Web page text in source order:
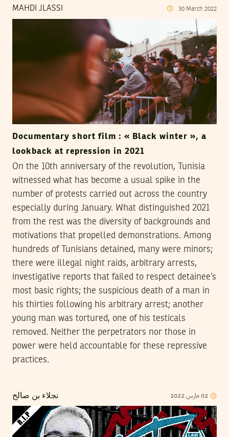
MAHDI JLASSI 30 March 2022
Documentary short film : « Black winter », a
lookback at repression in 2021
On the 10th anniversary of the revolution, Tunisia
witnessed what has become a usual spike in the
number of protests carried out across the country
especially during January. What distinguished 2021
from the rest was the diversity of backgrounds and
motivations that propelled demonstrations. Among
hundreds of Tunisians detained, many were minors;
there were illegal night raids, arbitrary arrests,
investigative reports that failed to respect detainee’s
most basic rights; the suspicious death of a man in
his thirties following his arbitrary arrest; another
young man was tortured, one of his testicals
removed. Neither the perpetrators nor those in
power were held accountable for these repressive
practices.
نجلاء بن صالح 02مارس2022